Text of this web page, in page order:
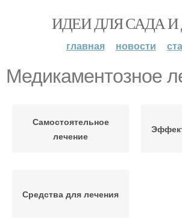
ИДЕИ ДЛЯ САДА И
главная новости
Медикаментозное
Самостоятельное
лечение
Средства для лечения